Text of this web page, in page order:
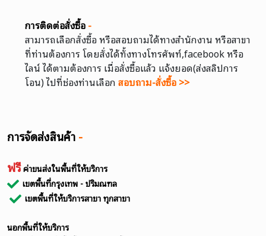
การติดต่อสั่งซื้อ-
สามารถเลือกสั่งซื้อ หรือสอบถามได้ทางสำนักงาน หรือสาขา
ที่ท่านต้องการ โดยสั่งได้ทั้งทางโทรศัพท์,facebook หรือ
ไลน์ ได้ตามต้องการ เมื่อสั่งซื้อแล้ว แจ้งยอด(ส่งสลิปการ
โอน) ไปที่ช่องท่านเลือกสอบถาม-สั่งซื้อ >>
การจัดส่งสินค้า-
ฟรีค่าขนส่งในพื้นที่ให้บริการ
เขตพื้นที่กรุงเทพ - ปริมณฑล
เขตพื้นที่ให้บริการสาขา ทุกสาขา
นอกพื้นที่ให้บริการ